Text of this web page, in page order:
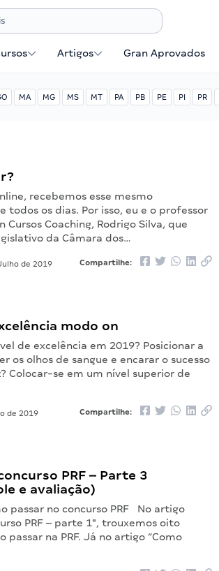
Artigos Gran Aprovados
MA MG MS MT PA PB PE PI PR
recebemos esse mesmo
todos os dias. Por isso, eu e o professor
Cursos Coaching, Rodrigo Silva, que
da Câmara dos…
de 2019 Compartilhe:
modo on
de excelência em 2019? Posicionar a
os olhos de sangue e encarar o sucesso
Colocar-se em um nível superior de
de 2019 Compartilhe:
PRF – Parte 3
e avaliação)
passar no concurso PRF No artigo
PRF – parte 1″, trouxemos oito
passar na PRF. Já no artigo “Como